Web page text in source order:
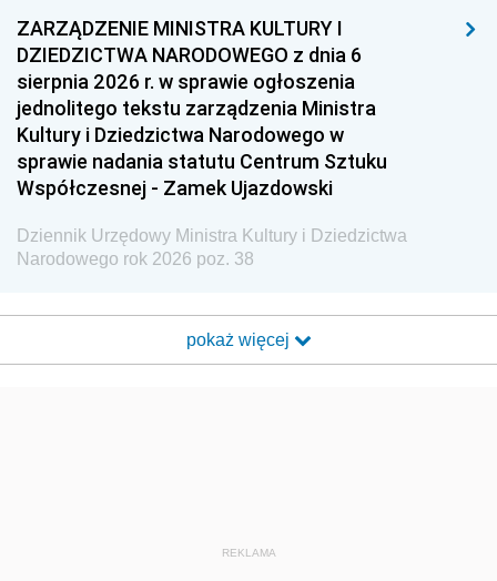
ZARZĄDZENIE MINISTRA KULTURY I
DZIEDZICTWA NARODOWEGO z dnia 6
sierpnia 2026 r. w sprawie ogłoszenia
jednolitego tekstu zarządzenia Ministra
Kultury i Dziedzictwa Narodowego w
sprawie nadania statutu Centrum Sztuku
Współczesnej - Zamek Ujazdowski
Dziennik Urzędowy Ministra Kultury i Dziedzictwa
Narodowego rok 2026 poz. 38
pokaż więcej
REKLAMA